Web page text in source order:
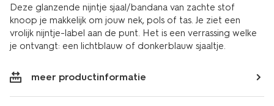
Deze glanzende nijntje sjaal/bandana van zachte stof
knoop je makkelijk om jouw nek, pols of tas. Je ziet een
vrolijk nijntje-label aan de punt. Het is een verrassing welke
je ontvangt: een lichtblauw of donkerblauw sjaaltje.
meer productinformatie